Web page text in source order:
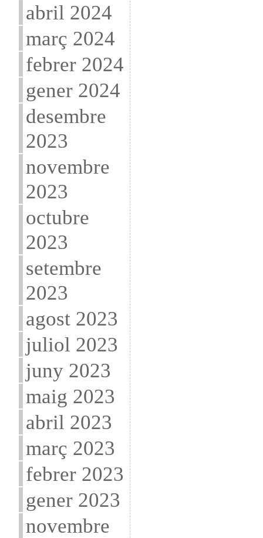
abril 2024
març 2024
febrer 2024
gener 2024
desembre
2023
novembre
2023
octubre
2023
setembre
2023
agost 2023
juliol 2023
juny 2023
maig 2023
abril 2023
març 2023
febrer 2023
gener 2023
novembre